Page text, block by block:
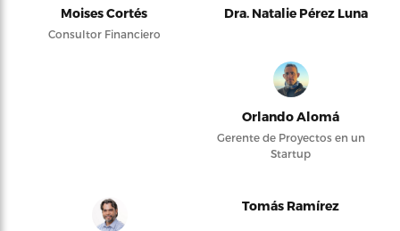
Moises Cortés
Consultor Financiero
Dra. Natalie Pérez Luna
Orlando Alomá
Gerente de Proyectos en un
Startup
Tomás Ramírez